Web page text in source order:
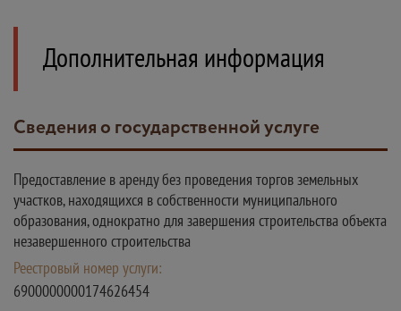
Дополнительная информация
Сведения о государственной услуге
Предоставление в аренду без проведения торгов земельных
участков, находящихся в собственности муниципального
образования, однократно для завершения строительства объекта
незавершенного строительства
Реестровый номер услуги:
6900000000174626454